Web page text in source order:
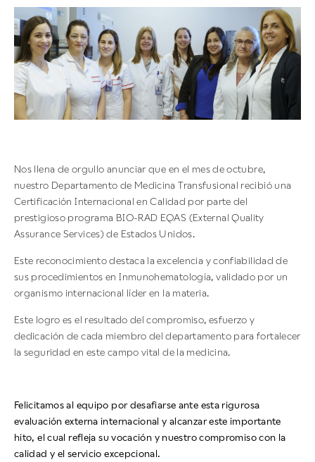
Nos llena de orgullo anunciar que en el mes de octubre,
nuestro Departamento de Medicina Transfusional recibió una
Certificación Internacional en Calidad por parte del
prestigioso programa BIO-RAD EQAS (External Quality
Assurance Services) de Estados Unidos.
Este reconocimiento destaca la excelencia y confiabilidad de
sus procedimientos en Inmunohematología, validado por un
organismo internacional líder en la materia.
Este logro es el resultado del compromiso, esfuerzo y
dedicación de cada miembro del departamento para fortalecer
la seguridad en este campo vital de la medicina.
Felicitamos al equipo por desafiarse ante esta rigurosa
evaluación externa internacional y alcanzar este importante
hito, el cual refleja su vocación y nuestro compromiso con la
calidad y el servicio excepcional.